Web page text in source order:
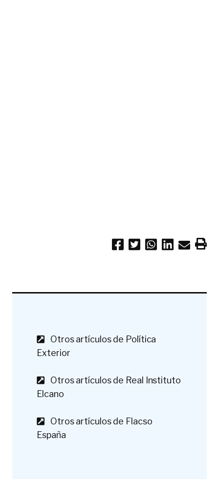
Otros artículos de Política
Exterior
Otros artículos de Real Instituto
Elcano
Otros artículos de Flacso
España